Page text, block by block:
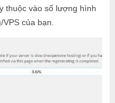
thuộc vào số lượng hình
/VPS của bạn.